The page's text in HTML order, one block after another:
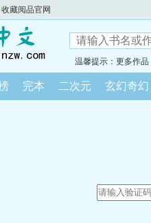
收藏阅品官网
温馨提示：更多作
完本 二次元 玄幻奇幻